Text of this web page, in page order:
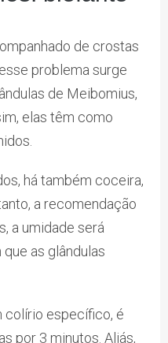
de crostas
problema surge
de Meibomius,
elas têm como
há também coceira,
a recomendação
a umidade será
as glândulas
colírio específico, é
por 3 minutos. Aliás,